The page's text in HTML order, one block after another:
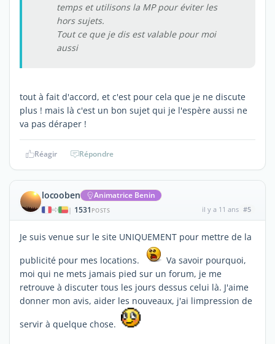
temps et utilisons la MP pour éviter les
hors sujets.
Tout ce que je dis est valable pour moi
aussi
tout à fait d'accord, et c'est pour cela que je ne discute
plus ! mais là c'est un bon sujet qui je l'espère aussi ne
va pas déraper !
Réagir Répondre
locooben Animatrice Benin
| 1531 POSTS il y a 11 ans #5
Je suis venue sur le site UNIQUEMENT pour mettre de la
publicité pour mes locations.
Va savoir pourquoi,
moi qui ne mets jamais pied sur un forum, je me
retrouve à discuter tous les jours dessus celui là. J'aime
donner mon avis, aider les nouveaux, j'ai limpression de
servir à quelque chose.